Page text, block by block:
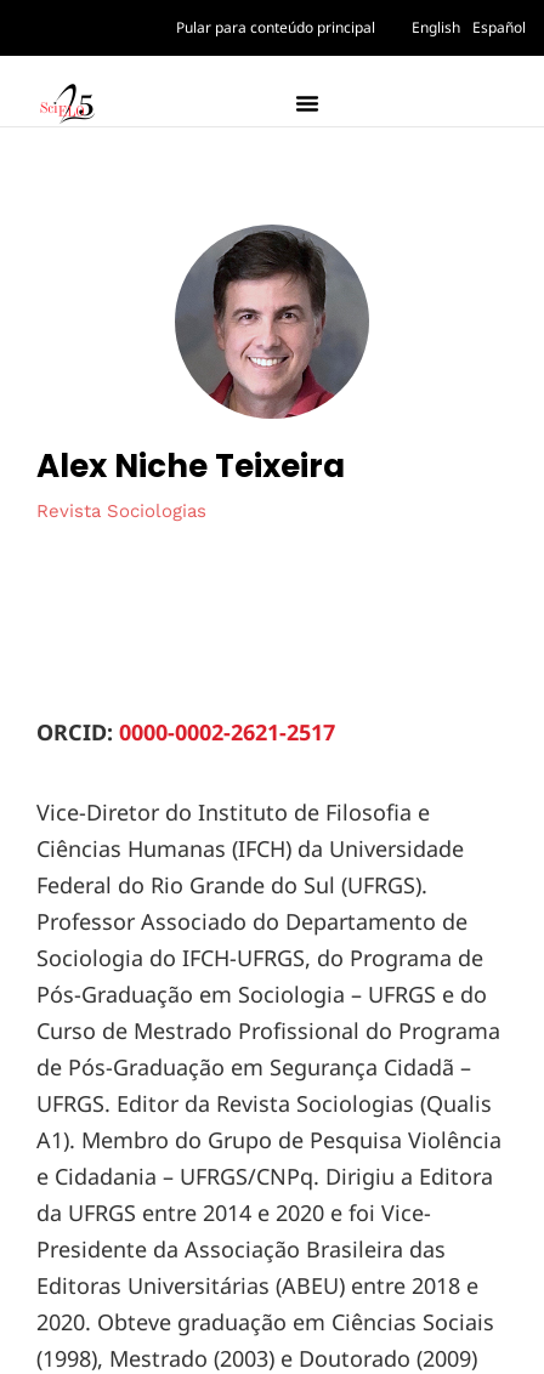
Pular para conteúdo principal English Español
Alex Niche Teixeira
Revista Sociologias
ORCID: 0000-0002-2621-2517
Vice-Diretor do Instituto de Filosofia e
Ciências Humanas (IFCH) da Universidade
Federal do Rio Grande do Sul (UFRGS).
Professor Associado do Departamento de
Sociologia do IFCH-UFRGS, do Programa de
Pós-Graduação em Sociologia – UFRGS e do
Curso de Mestrado Profissional do Programa
de Pós-Graduação em Segurança Cidadã –
UFRGS. Editor da Revista Sociologias (Qualis
A1). Membro do Grupo de Pesquisa Violência
e Cidadania – UFRGS/CNPq. Dirigiu a Editora
da UFRGS entre 2014 e 2020 e foi Vice-
Presidente da Associação Brasileira das
Editoras Universitárias (ABEU) entre 2018 e
2020. Obteve graduação em Ciências Sociais
(1998), Mestrado (2003) e Doutorado (2009)